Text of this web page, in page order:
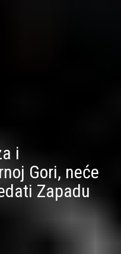
i
Gori, neće
Zapadu